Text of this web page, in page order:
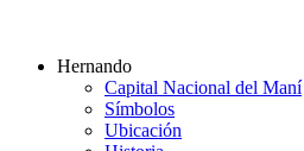
Hernando
Capital Nacional del Maní
Símbolos
Ubicación